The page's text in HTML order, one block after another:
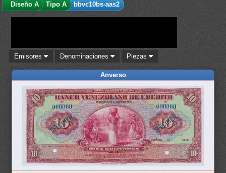
Diseño A
Tipo A bbvc10bs-aas2
Emisores Denominaciones Piezas
Anverso